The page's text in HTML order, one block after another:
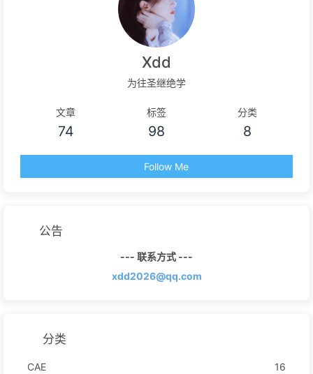
Xdd
为往圣继绝学
文章
74
标签
98
分类
8
Follow Me
公告
--- 联系方式 ---
xdd2026@qq.com
分类
CAE
16